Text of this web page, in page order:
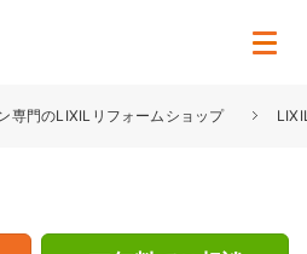
専門のLIXILリフォームショップ